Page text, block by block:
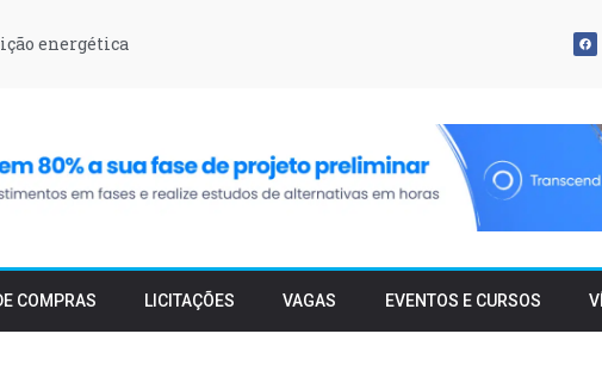
energética
COMPRAS LICITAÇÕES VAGAS EVENTOS E CURSOS